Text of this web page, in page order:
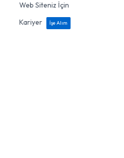
Web Siteniz İçin
Kariyer
İşe Alım